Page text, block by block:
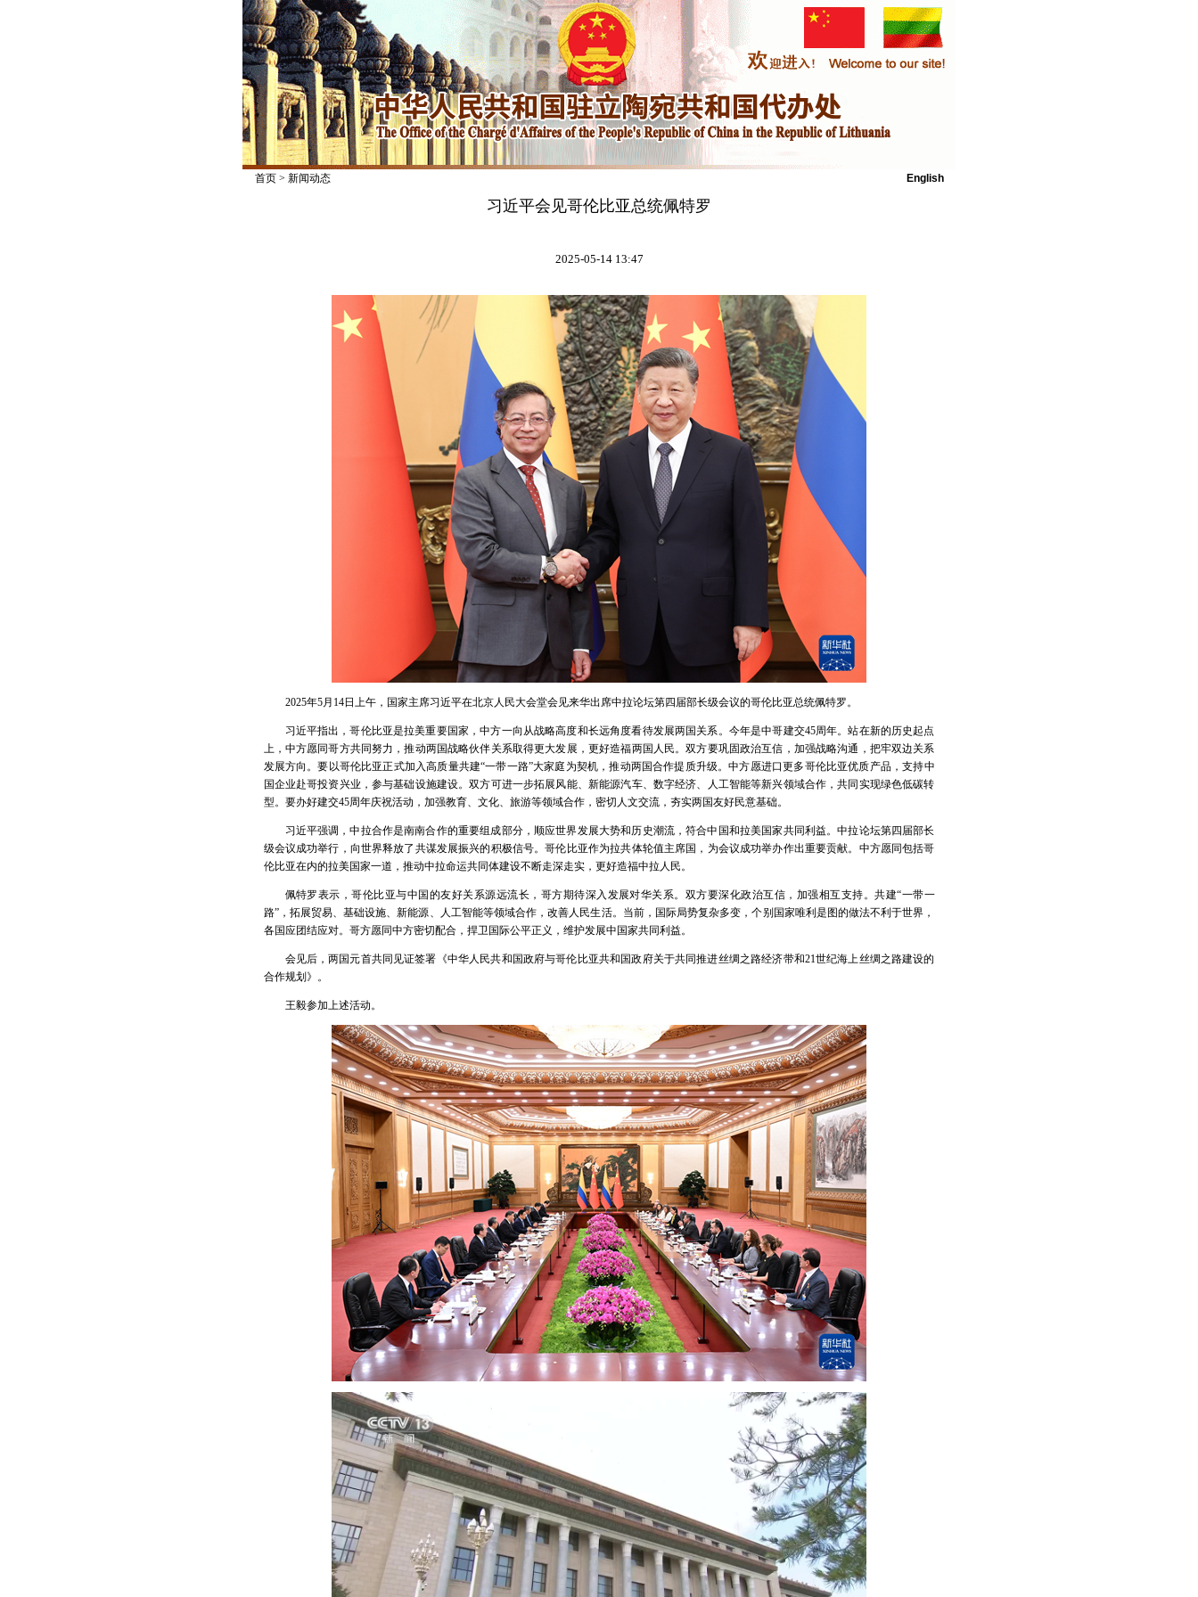
首页> 新闻动态 English
习近平会见哥伦比亚总统佩特罗
2025-05-14 13:47
2025年5月14日上午，国家主席习近平在北京人民大会堂会见来华出席中拉论坛第四届部长级会议的哥伦比亚总统佩特罗。
习近平指出，哥伦比亚是拉美重要国家，中方一向从战略高度和长远角度看待发展两国关系。今年是中哥建交45周年。站在新的历史起点
上，中方愿同哥方共同努力，推动两国战略伙伴关系取得更大发展，更好造福两国人民。双方要巩固政治互信，加强战略沟通，把牢双边关系
发展方向。要以哥伦比亚正式加入高质量共建“一带一路”大家庭为契机，推动两国合作提质升级。中方愿进口更多哥伦比亚优质产品，支持中
国企业赴哥投资兴业，参与基础设施建设。双方可进一步拓展风能、新能源汽车、数字经济、人工智能等新兴领域合作，共同实现绿色低碳转
型。要办好建交45周年庆祝活动，加强教育、文化、旅游等领域合作，密切人文交流，夯实两国友好民意基础。
习近平强调，中拉合作是南南合作的重要组成部分，顺应世界发展大势和历史潮流，符合中国和拉美国家共同利益。中拉论坛第四届部长
级会议成功举行，向世界释放了共谋发展振兴的积极信号。哥伦比亚作为拉共体轮值主席国，为会议成功举办作出重要贡献。中方愿同包括哥
伦比亚在内的拉美国家一道，推动中拉命运共同体建设不断走深走实，更好造福中拉人民。
佩特罗表示，哥伦比亚与中国的友好关系源远流长，哥方期待深入发展对华关系。双方要深化政治互信，加强相互支持。共建“一带一
路”，拓展贸易、基础设施、新能源、人工智能等领域合作，改善人民生活。当前，国际局势复杂多变，个别国家唯利是图的做法不利于世界，
各国应团结应对。哥方愿同中方密切配合，捍卫国际公平正义，维护发展中国家共同利益。
会见后，两国元首共同见证签署《中华人民共和国政府与哥伦比亚共和国政府关于共同推进丝绸之路经济带和21世纪海上丝绸之路建设的
合作规划》。
王毅参加上述活动。